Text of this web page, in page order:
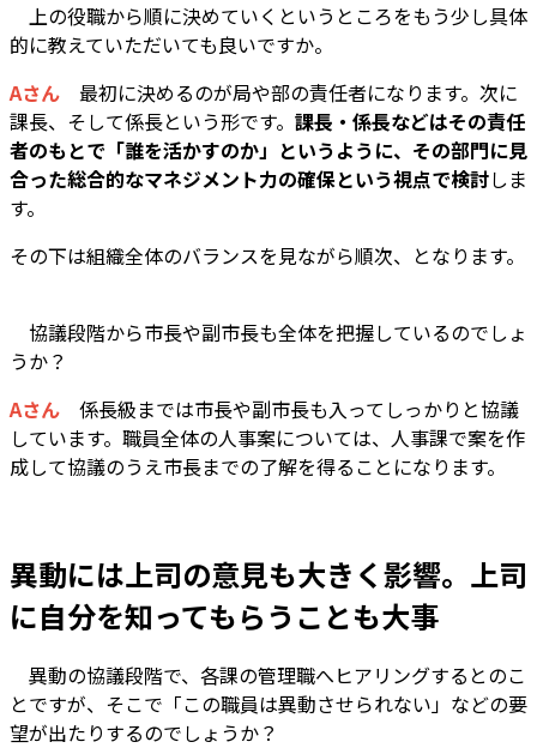
上の役職から順に決めていくというところをもう少し具体
的に教えていただいても良いですか。
Aさん 最初に決めるのが局や部の責任者になります。次に
課長、そして係長という形です。 課長・係長などはその責任
者のもとで「誰を活かすのか」というように、その部門に見
合った総合的なマネジメント力の確保という視点で検討しま
す。
その下は組織全体のバランスを見ながら順次、となります。
―― 協議段階から市長や副市長も全体を把握しているのでしょ
うか？
Aさん 係長級までは市長や副市長も入ってしっかりと協議
しています。職員全体の人事案については、人事課で案を作
成して協議のうえ市長までの了解を得ることになります。
異動には上司の意見も大きく影響。上司
に自分を知ってもらうことも大事
―― 異動の協議段階で、各課の管理職へヒアリングするとのこ
とですが、そこで「この職員は異動させられない」などの要
望が出たりするのでしょうか？